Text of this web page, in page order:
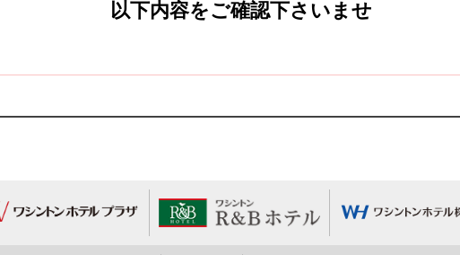
以下内容をご確認下さいませ